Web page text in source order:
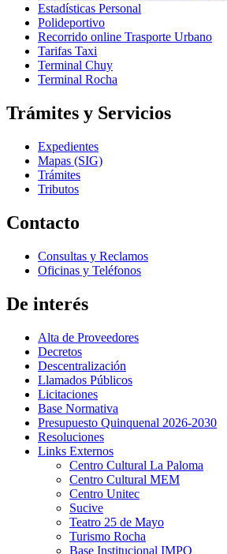
Estadísticas Personal
Polideportivo
Recorrido online Trasporte Urbano
Tarifas Taxi
Terminal Chuy
Terminal Rocha
Trámites y Servicios
Expedientes
Mapas (SIG)
Trámites
Tributos
Contacto
Consultas y Reclamos
Oficinas y Teléfonos
De interés
Alta de Proveedores
Decretos
Descentralización
Llamados Públicos
Licitaciones
Base Normativa
Presupuesto Quinquenal 2026-2030
Resoluciones
Links Externos
Centro Cultural La Paloma
Centro Cultural MEM
Centro Unitec
Sucive
Teatro 25 de Mayo
Turismo Rocha
Base Institucional IMPO